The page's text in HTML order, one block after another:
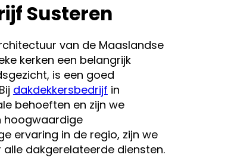
Susteren
van de Maaslandse
kerken een belangrijk
is een goed
dakdekkersbedrijf in
behoeften en zijn we
hoogwaardige
ervaring in de regio, zijn we
dakgerelateerde diensten.